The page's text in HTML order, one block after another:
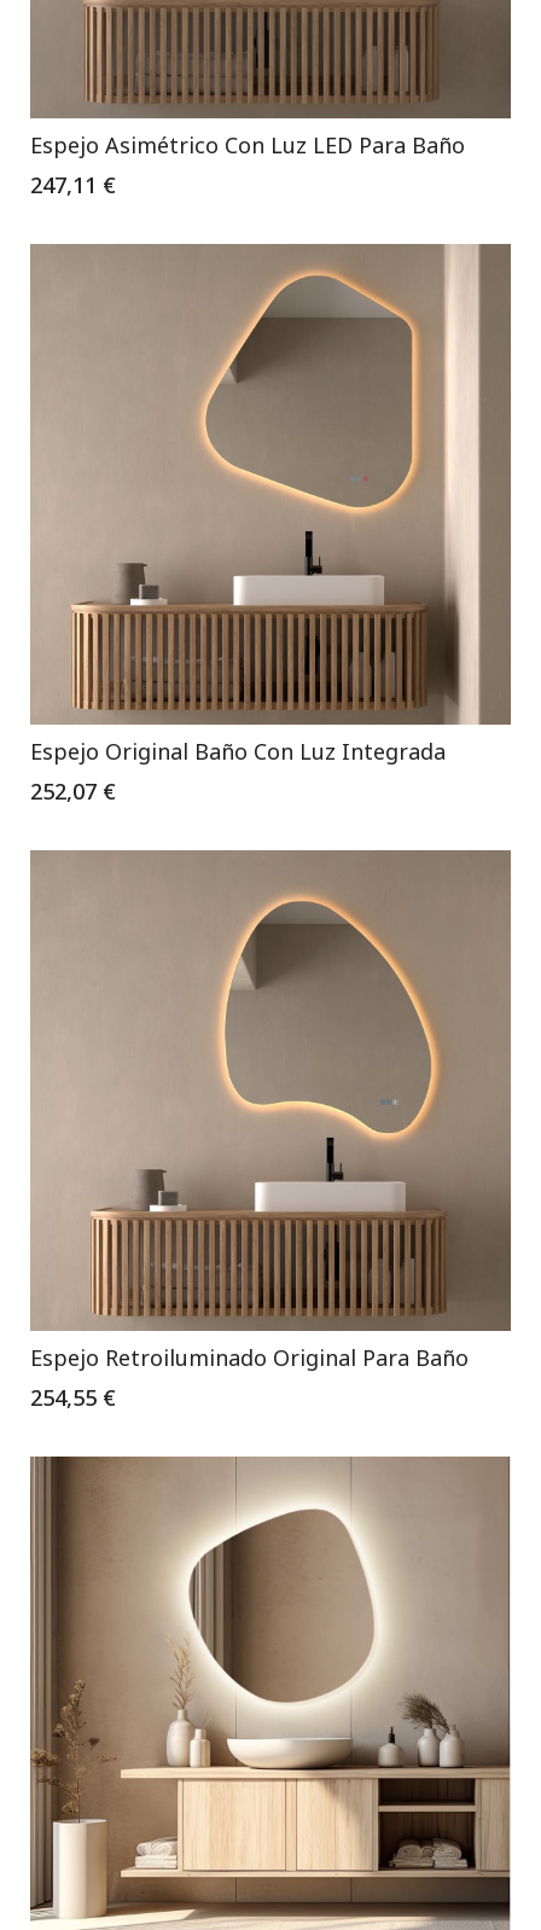
Espejo Asimétrico Con Luz LED Para Baño
247,11 €
Espejo Original Baño Con Luz Integrada
252,07 €
Espejo Retroiluminado Original Para Baño
254,55 €